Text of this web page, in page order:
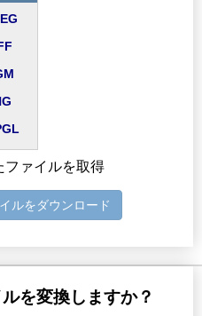
ファイルを取得
ルをダウンロード
を変換しますか？